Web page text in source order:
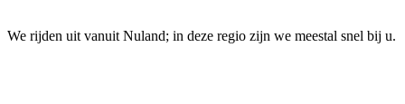
We rijden uit vanuit Nuland; in deze regio zijn we meestal snel bij u.